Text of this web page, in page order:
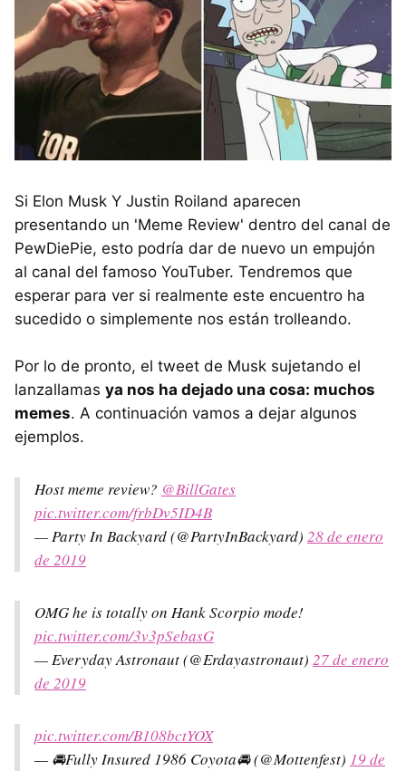
Si Elon Musk Y Justin Roiland aparecen
presentando un 'Meme Review' dentro del canal de
PewDiePie, esto podría dar de nuevo un empujón
al canal del famoso YouTuber. Tendremos que
esperar para ver si realmente este encuentro ha
sucedido o simplemente nos están trolleando.
Por lo de pronto, el tweet de Musk sujetando el
lanzallamas ya nos ha dejado una cosa: muchos
memes. A continuación vamos a dejar algunos
ejemplos.
Host meme review? @BillGates
pic.twitter.com/frbDv5ID4B
— Party In Backyard (@PartyInBackyard) 28 de enero
de 2019
OMG he is totally on Hank Scorpio mode!
pic.twitter.com/3v3pSebasG
— Everyday Astronaut (@Erdayastronaut) 27 de enero
de 2019
pic.twitter.com/B108bctYOX
— 🚘Fully Insured 1986 Coyota🚘 (@Mottenfest) 19 de